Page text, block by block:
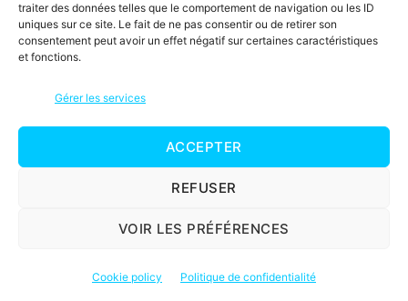
traiter des données telles que le comportement de navigation ou les ID
uniques sur ce site. Le fait de ne pas consentir ou de retirer son
consentement peut avoir un effet négatif sur certaines caractéristiques
et fonctions.
Gérer les services
ACCEPTER
REFUSER
VOIR LES PRÉFÉRENCES
Cookie policy Politique de confidentialité
Bonjour Maître Lucas et merci pour ce partage.
Quel travail colossal !
Maître Lucasdit :
13 octobre 2023 à 13h54
Maître Lucas